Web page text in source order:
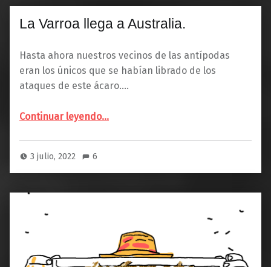
La Varroa llega a Australia.
Hasta ahora nuestros vecinos de las antípodas
eran los únicos que se habían librado de los
ataques de este ácaro.…
Continuar leyendo…
3 julio, 2022 6